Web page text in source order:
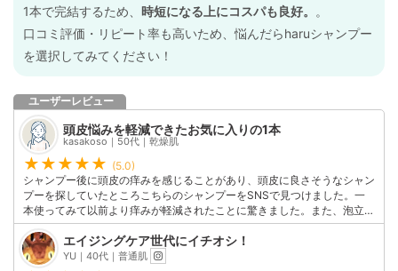
1本で完結するため、 時短になる上にコスパも良好。
。
口コミ評価・リピート率も高いため、悩んだらharuシャンプー
を選択してみてください！
ユーザーレビュー
頭皮悩みを軽減できたお気に入りの1本
kasakoso｜50代｜乾燥肌
(5.0)
シャンプー後に頭皮の痒みを感じることがあり、頭皮に良さそうなシャン
プーを探していたところこちらのシャンプーをSNSで見つけました。一
本使ってみて以前より痒みが軽減されたことに驚きました。また、泡立ち
が良くコンディショナーやトリートメントなしでも使えるのも便利。香り
がほのかであまり強くありませんが、他のアイテムの香りを邪魔しないの
で個人的には気に入っているポイントです。
エイジングケア世代にイチオシ！
YU｜40代｜普通肌